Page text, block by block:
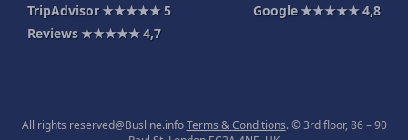
TripAdvisor ★★★★★5 Google ★★★★★4,8
Reviews ★★★★★4,7
All rights reserved@Busline.infoTerms & Conditions. © 3rd floor, 86 – 90